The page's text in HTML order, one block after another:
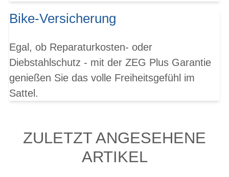
Bike-Versicherung
Egal, ob Reparaturkosten- oder
Diebstahlschutz - mit der ZEG Plus Garantie
genießen Sie das volle Freiheitsgefühl im
Sattel.
ZULETZT ANGESEHENE
ARTIKEL